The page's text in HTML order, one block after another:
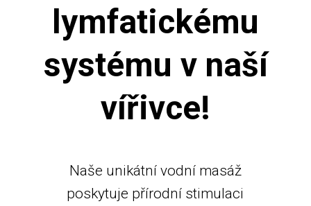
lymfatickému
systému v naší
vířivce!
Naše unikátní vodní masáž
poskytuje přírodní stimulaci